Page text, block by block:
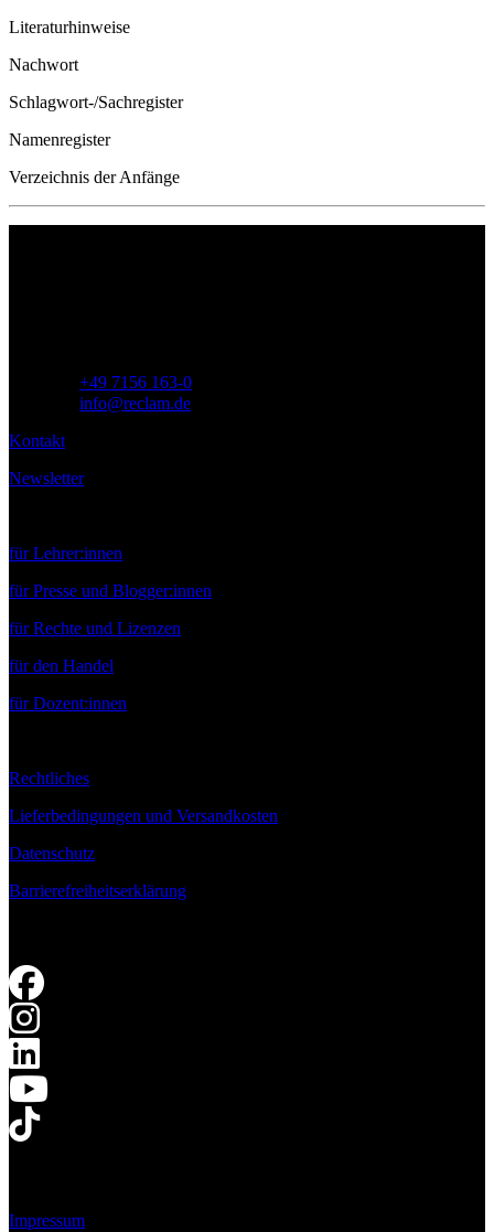
Literaturhinweise
Nachwort
Schlagwort-/Sachregister
Namenregister
Verzeichnis der Anfänge
+49 7156 163-0
info@reclam.de
Kontakt
Newsletter
für Lehrer:innen
für Presse und Blogger:innen
für Rechte und Lizenzen
für den Handel
für Dozent:innen
Rechtliches
Lieferbedingungen und Versandkosten
Datenschutz
Barrierefreiheitserklärung
Impressum